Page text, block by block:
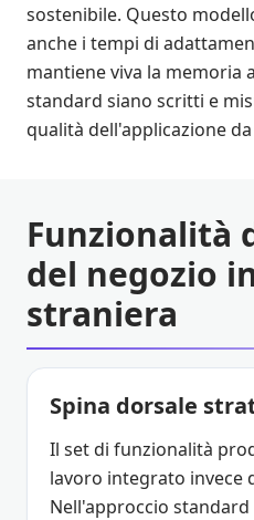
sostenibile. Questo
anche i tempi di
mantiene viva la memoria
standard siano scritti e
qualità dell'applicazione
Funzionalità
del negozio
straniera
Spina dorsale
Il set di funzionalità
lavoro integrato invece
Nell'approccio